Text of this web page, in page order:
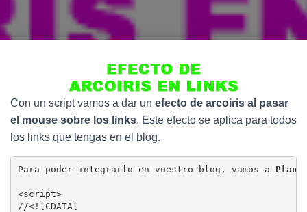
G
C
N
Con un script vamos a dar un efecto de arcoiris al pasar
el mouse sobre los links. Este efecto se aplica para todos
los links que tengas en el blog.
Para poder integrarlo en vuestro blog, vamos a
<script>
//<![CDATA[